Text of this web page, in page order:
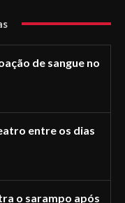
de sangue no
entre os dias
o sarampo após